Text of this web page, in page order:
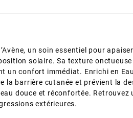
un soin essentiel pour
solaire. Sa texture
un confort immédiat. Enrichi en
la barrière cutanée et prévient la
douce et réconfortée. Retrouvez
extérieures.